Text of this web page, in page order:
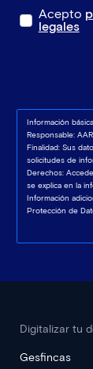
Acepto
legales
Información
Responsable:
Finalidad: Sus
solicitudes de
Derechos:
se explica en la
Información
Protección de
Digitalizar tu
Gesfincas